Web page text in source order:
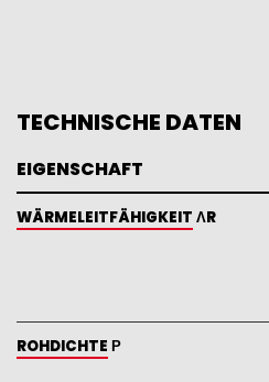
TECHNISCHE DATEN
EIGENSCHAFT
WÄRMELEITFÄHIGKEIT ΛR
ROHDICHTE Ρ